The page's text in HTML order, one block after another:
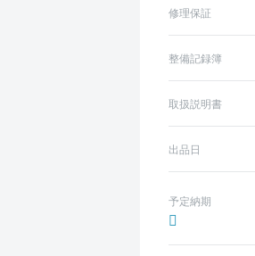
修理保証
整備記録簿
取扱説明書
出品日
予定納期